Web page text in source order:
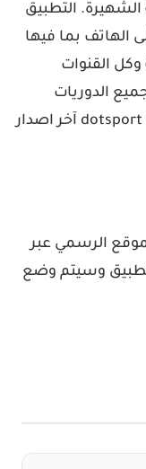
التطبيق
بما فيها
القنوات
الدوريات
والمسابقات. فيما يلي رابط تنزيل dotsport apk آخر اصدار
الرسمي عبر
وسيتم وضع